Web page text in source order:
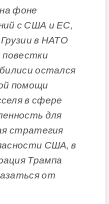
фоне
с США и ЕС,
в НАТО
повестки
остался
помощи
в сфере
для
стратегия
США, в
Трампа
от